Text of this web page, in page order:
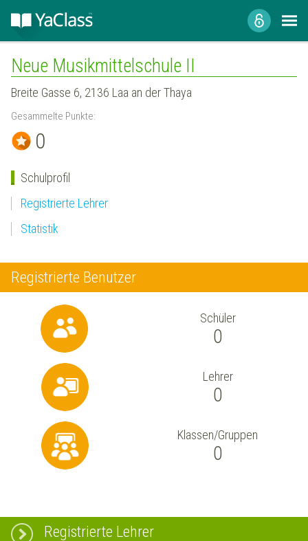
Neue Musikmittelschule II
Breite Gasse 6, 2136 Laa an der Thaya
Gesammelte Punkte:
0
Schulprofil
Registrierte Lehrer
Statistik
Registrierte Benutzer
Schüler
0
Lehrer
0
Klassen/Gruppen
0
Registrierte Lehrer